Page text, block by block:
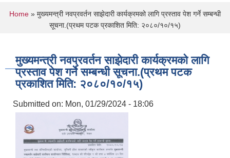
You are here
Home » मुख्यमन्त्री नवप्रवर्तन साझेदारी कार्यक्रमको लागि प्रस्ताव पेश गर्ने सम्बन्धी
सूचना.(प्रथम पटक प्रकाशित मिति: २०८०/१०/१५)
मुख्यमन्त्री नवप्रवर्तन साझेदारी कार्यक्रमको लागि
प्रस्ताव पेश गर्ने सम्बन्धी सूचना.(प्रथम पटक
प्रकाशित मिति: २०८०/१०/१५)
Submitted on: Mon, 01/29/2024 - 18:06